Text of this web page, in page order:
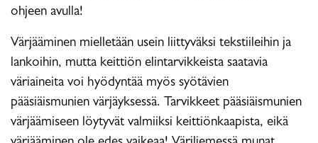
ohjeen avulla!
Värjääminen mielletään usein liittyväksi tekstiileihin ja
lankoihin, mutta keittiön elintarvikkeista saatavia
väriaineita voi hyödyntää myös syötävien
pääsiäismunien värjäyksessä. Tarvikkeet pääsiäismunien
värjäämiseen löytyvät valmiiksi keittiönkaapista, eikä